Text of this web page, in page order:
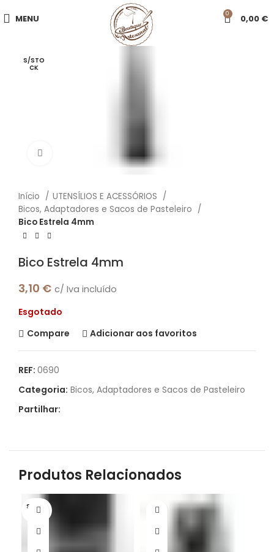
MENU 0 0,00 €
S/STO
CK
Início
UTENSÍLIOS E ACESSÓRIOS
Bicos, Adaptadores e Sacos de Pasteleiro
Bico Estrela 4mm
Bico Estrela 4mm
3,10 € c/ Iva incluído
Esgotado
Compare
Adicionar aos favoritos
REF: 0690
Categoria: Bicos, Adaptadores e Sacos de Pasteleiro
Partilhar:
Produtos Relacionados
S/STO
CK